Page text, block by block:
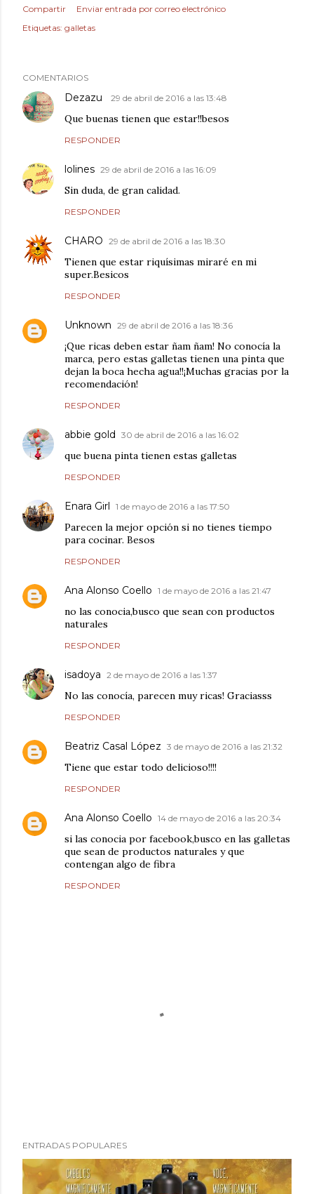
Compartir
Enviar entrada por correo electrónico
Etiquetas: galletas
COMENTARIOS
Dezazu 29 de abril de 2016 a las 13:48
Que buenas tienen que estar!!besos
RESPONDER
lolines 29 de abril de 2016 a las 16:09
Sin duda, de gran calidad.
RESPONDER
CHARO 29 de abril de 2016 a las 18:30
Tienen que estar riquísimas miraré en mi
super.Besicos
RESPONDER
Unknown 29 de abril de 2016 a las 18:36
¡Que ricas deben estar ñam ñam! No conocía la
marca, pero estas galletas tienen una pinta que
dejan la boca hecha agua!!¡Muchas gracias por la
recomendación!
RESPONDER
abbie gold 30 de abril de 2016 a las 16:02
que buena pinta tienen estas galletas
RESPONDER
Enara Girl 1 de mayo de 2016 a las 17:50
Parecen la mejor opción si no tienes tiempo
para cocinar. Besos
RESPONDER
Ana Alonso Coello 1 de mayo de 2016 a las 21:47
no las conocia,busco que sean con productos
naturales
RESPONDER
isadoya 2 de mayo de 2016 a las 1:37
No las conocía, parecen muy ricas! Graciasss
RESPONDER
Beatriz Casal López 3 de mayo de 2016 a las 21:32
Tiene que estar todo delicioso!!!!
RESPONDER
Ana Alonso Coello 14 de mayo de 2016 a las 20:34
si las conocia por facebook,busco en las galletas
que sean de productos naturales y que
contengan algo de fibra
RESPONDER
u
b
ENTRADAS POPULARES